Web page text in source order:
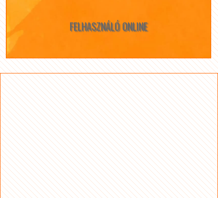
FELHASZNÁLÓ ONLINE